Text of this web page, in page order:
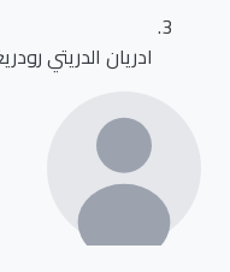
ادريان الدريتي رودريغويز